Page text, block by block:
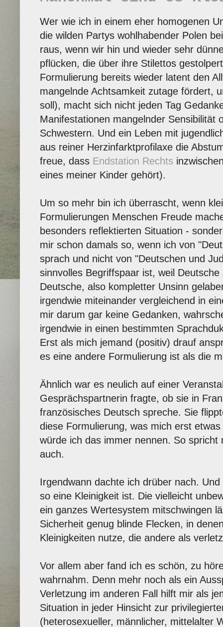
Wer wie ich in einem eher homogenen
die wilden Partys wohlhabender Polen
raus, wenn wir hin und wieder sehr
pflücken, die über ihre Stilettos
Formulierung bereits wieder latent den
mangelnde Achtsamkeit zutage fördert,
soll), macht sich nicht jeden Tag
Manifestationen mangelnder Sensibilität
Schwestern. Und ein Leben mit
aus reiner Herzinfarktprofilaxe die
freue, dass Endstation Rechts
eines meiner Kinder gehört).
Um so mehr bin ich überrascht, wenn
Formulierungen Menschen Freude
besonders reflektierten Situation -
mir schon damals so, wenn ich von
sprach und nicht von "Deutschen und
sinnvolles Begriffspaar ist, weil
Deutsche, also kompletter Unsinn
irgendwie miteinander vergleichend in
mir darum gar keine Gedanken,
irgendwie in einen bestimmten
Erst als mich jemand (positiv) drauf
es eine andere Formulierung ist als die
Ähnlich war es neulich auf einer
Gesprächspartnerin fragte, ob sie in
französisches Deutsch spreche. Sie
diese Formulierung, was mich erst
würde ich das immer nennen. So spricht
auch.
Irgendwann dachte ich drüber nach.
so eine Kleinigkeit ist. Die vielleicht
ein ganzes Wertesystem mitschwingen
Sicherheit genug blinde Flecken, in
Kleinigkeiten nutze, die andere als
Vor allem aber fand ich es schön, zu
wahrnahm. Denn mehr noch als ein
Verletzung im anderen Fall hilft mir als
Situation in jeder Hinsicht zur
(heterosexueller, männlicher, mittelalter